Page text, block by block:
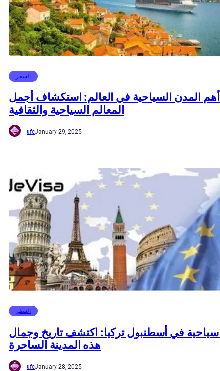
السفر
أهم المدن السياحية في العالم: استكشاف أجمل
المعالم السياحية والثقافية
ufcJanuary 29, 2025
السفر
في أسطنبول تركيا: اكتشف تاريخ وجمال
هذه المدينة الساحرة
ufcJanuary 28, 2025